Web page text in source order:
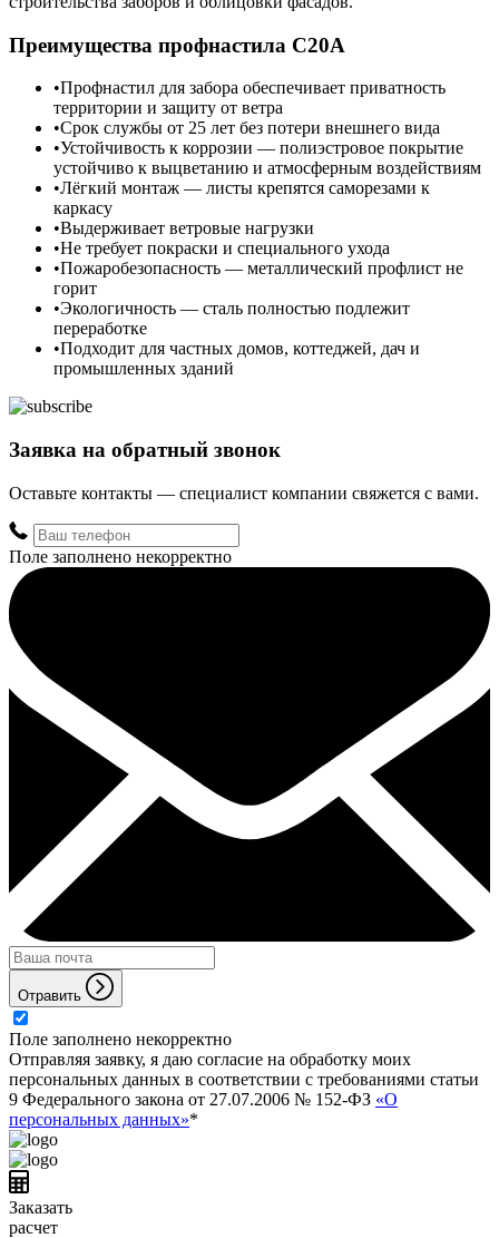
Преимущества профнастила С20А
Профнастил для забора обеспечивает приватность
территории и защиту от ветра
Срок службы от 25 лет без потери внешнего вида
Устойчивость к коррозии — полиэстровое покрытие
устойчиво к выцветанию и атмосферным воздействиям
Лёгкий монтаж — листы крепятся саморезами к
каркасу
Выдерживает ветровые нагрузки
Не требует покраски и специального ухода
Пожаробезопасность — металлический профлист не
горит
Экологичность — сталь полностью подлежит
переработке
Подходит для частных домов, коттеджей, дач и
промышленных зданий
Заявка на обратный звонок
Оставьте контакты — специалист компании свяжется с вами.
Поле заполнено некорректно
Отравить
Поле заполнено некорректно
Отправляя заявку, я даю согласие на обработку моих
персональных данных в соответствии с требованиями статьи
9 Федерального закона от 27.07.2006 № 152-ФЗ «О
персональных данных»*
Заказать
расчет